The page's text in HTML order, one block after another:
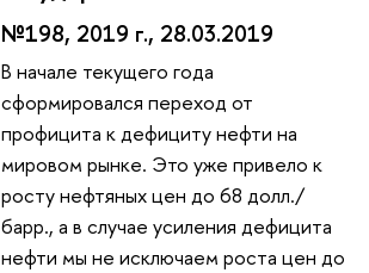
№198, 2019 г., 28.03.2019
В начале текущего года
сформировался переход от
профицита к дефициту нефти на
мировом рынке. Это уже привело к
росту нефтяных цен до 68 долл./
барр., а в случае усиления дефицита
нефти мы не исключаем роста цен до